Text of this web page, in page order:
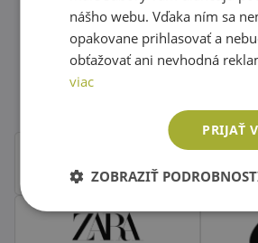
Obľúbené značky
nášho webu. Vďaka ním sa
opakovane prihlasovať a
obťažovať ani nevhodná
viac
PRIJAŤ
ZOBRAZIŤ